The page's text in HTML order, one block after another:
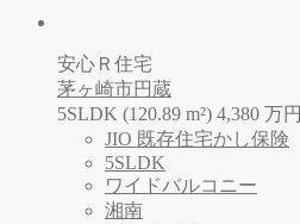
安心Ｒ住宅
茅ヶ崎市円蔵
5SLDK (120.89 m²) 4,380 万円
JIO 既存住宅かし保険
5SLDK
ワイドバルコニー
湘南